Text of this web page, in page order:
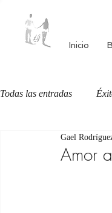
Inicio
Todas las entradas
Autoestima
Amor
Gael